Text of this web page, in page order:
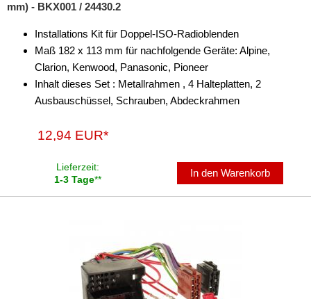
mm) - BKX001 / 24430.2
Installations Kit für Doppel-ISO-Radioblenden
Maß 182 x 113 mm für nachfolgende Geräte: Alpine,
Clarion, Kenwood, Panasonic, Pioneer
Inhalt dieses Set : Metallrahmen , 4 Halteplatten, 2
Ausbauschüssel, Schrauben, Abdeckrahmen
12,94 EUR*
Lieferzeit:
1-3 Tage**
In den Warenkorb